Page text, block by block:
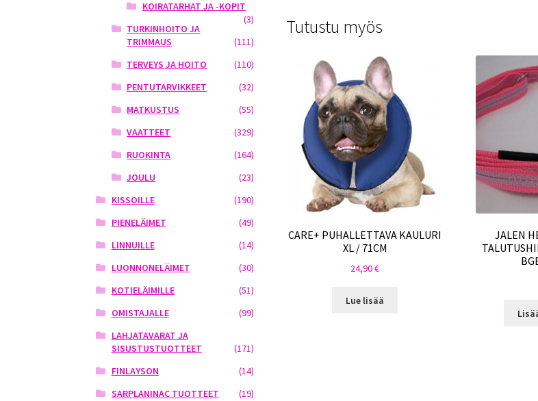
Tutustu myös
CARE+ PUHALLETTAVA KAULURI
XL / 71CM
24,90€
Lue lisää
JALEN
KOIRATARHAT JA -KOPIT
(3)
TURKINHOITO JA
TRIMMAUS
(111)
TERVEYS JA HOITO
(110)
PENTUTARVIKKEET
(32)
MATKUSTUS
(55)
VAATTEET
(329)
RUOKINTA
(164)
JOULU
(23)
KISSOILLE
(190)
PIENELÄIMET
(49)
LINNUILLE
(14)
LUONNONELÄIMET
(30)
KOTIELÄIMILLE
(51)
OMISTAJALLE
(99)
LAHJATAVARAT JA
SISUSTUSTUOTTEET
(171)
FINLAYSON
(14)
SARPLANINAC TUOTTEET
(19)